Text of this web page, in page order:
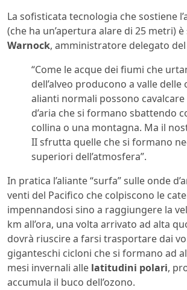
La sofisticata tecnologia che sostiene
(che ha un’apertura alare di 25 metri)
Warnock, amministratore delegato
“Come le acque dei fiumi che
dell’alveo producono a valle delle
alianti normali possono
d’aria che si formano sbattendo
collina o una montagna. Ma il
II sfrutta quelle che si formano
superiori dell’atmosfera”.
In pratica l’aliante “surfa” sulle onde
venti del Pacifico che colpiscono le
impennandosi sino a raggiungere la
km all’ora, una volta arrivato ad alta
dovrà riuscire a farsi trasportare dai
giganteschi cicloni che si formano ad
mesi invernali alle latitudini polari,
accumula il buco dell’ozono.